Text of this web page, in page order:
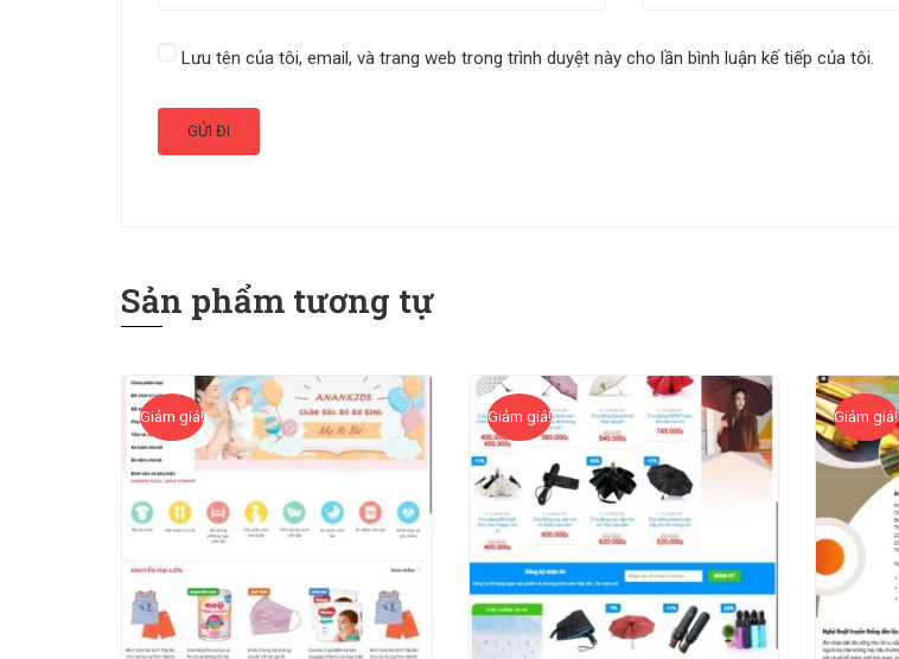
Lưu tên của tôi, email, và trang web trong trình duyệt này cho lần bình luận kế tiếp của tôi.
Sản phẩm tương tự
Giảm giá! Giảm giá! Giảm giá!